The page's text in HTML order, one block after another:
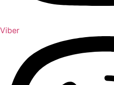
Viber